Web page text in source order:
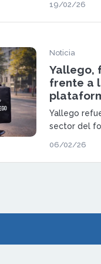
delivery
orientado a
para
19/02/26
Noticia
Yallego,
frente a
Yallego
sector del
La enseña
06/02/26